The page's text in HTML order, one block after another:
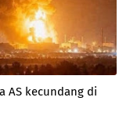
AS kecundang di